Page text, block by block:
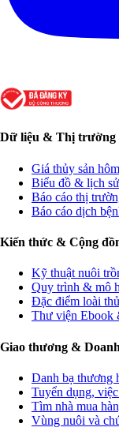
Dữ liệu & Thị trường
Giá thủy sản
Biểu đồ & lịch
Báo cáo thị
Báo cáo dịch
Kiến thức & Cộng
Kỹ thuật nuôi
Quy trình & mô
Đặc điểm loài
Thư viện Ebook
Giao thương &
Danh bạ thương
Tuyển dụng,
Tìm nhà mua
Vùng nuôi và